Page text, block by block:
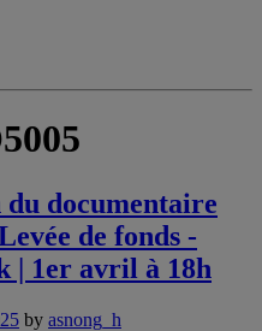
documentaire
de fonds -
| 1er avril à 18h
by asnong_h